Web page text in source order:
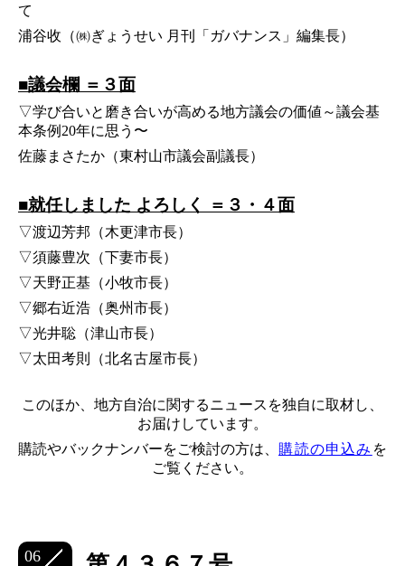
て
浦谷收（㈱ぎょうせい 月刊「ガバナンス」編集長）
■議会欄 ＝３面
▽学び合いと磨き合いが高める地方議会の価値～議会基
本条例20年に思う〜
佐藤まさたか（東村山市議会副議長）
■就任しました よろしく ＝３・４面
▽渡辺芳邦（木更津市長）
▽須藤豊次（下妻市長）
▽天野正基（小牧市長）
▽郷右近浩（奥州市長）
▽光井聡（津山市長）
▽太田考則（北名古屋市長）
このほか、地方自治に関するニュースを独自に取材し、
お届けしています。
購読やバックナンバーをご検討の方は、 購読の申込み を
ご覧ください。
06